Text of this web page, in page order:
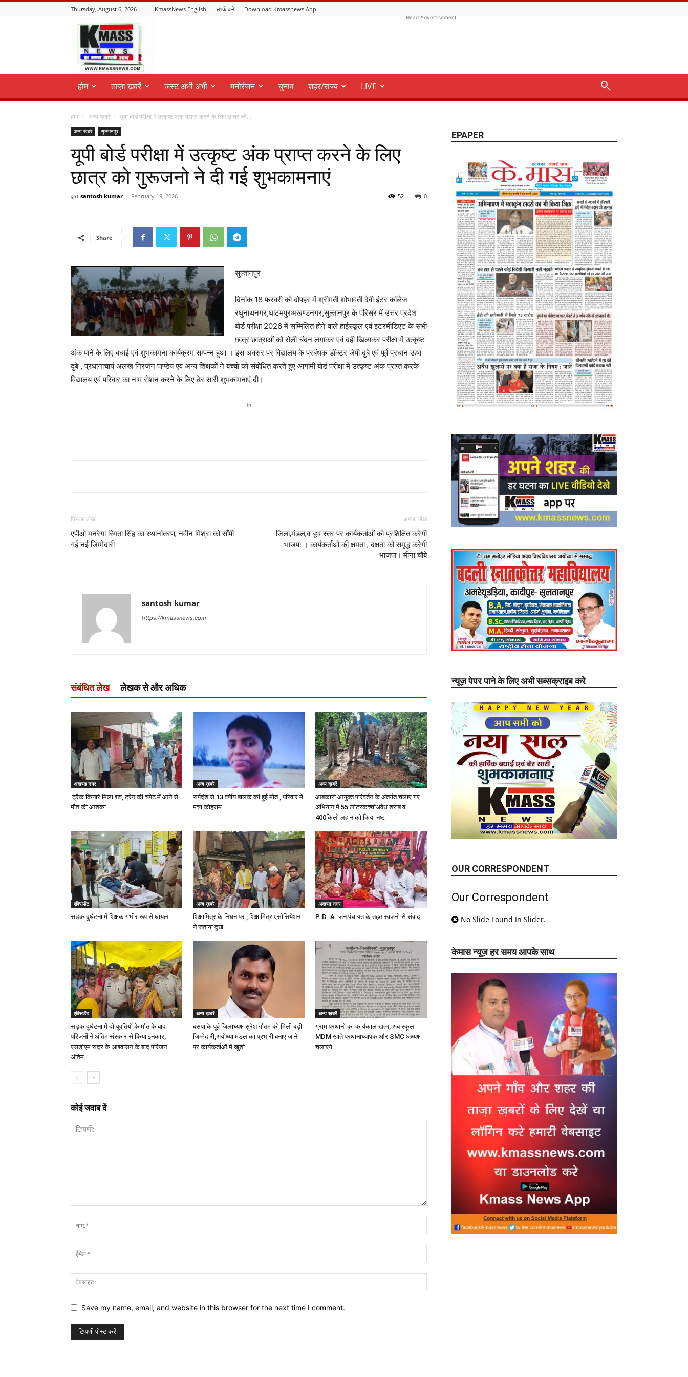
Thursday, August 6, 2026 KmassNews English संपर्क करें Download Kmassnews App
KmassNews
Head Advertisement
होम ताज़ा ख़बरें जस्ट अभी अभी मनोरंजन चुनाव शहर/राज्य LIVE
होम अन्य ख़बरें यूपी बोर्ड परीक्षा में उत्कृष्ट अंक प्राप्त करने के लिए छात्र को...
अन्य ख़बरें सुल्तानपुर
यूपी बोर्ड परीक्षा में उत्कृष्ट अंक प्राप्त करने के लिए
छात्र को गुरूजनो ने दी गई शुभकामनाएं
द्वारा santosh kumar - February 19, 2026 0
52
Share
सुल्तानपुर
दिनांक 18 फरवरी को दोपहर में श्रीमती शोभावती देवी इंटर कॉलेज
रघुनाथनगर,घाटमपुरअखण्डनगर,सुल्तानपुर के परिसर में उत्तर प्रदेश
बोर्ड परीक्षा 2026 में सम्मिलित होने वाले हाईस्कूल एवं इंटरमीडिएट के सभी
छात्र छात्राओं को रोली चंदन लगाकर एवं दही खिलाकर परीक्षा में उत्कृष्ट
अंक पाने के लिए बधाई एवं शुभकामना कार्यक्रम सम्पन्न हुआ । इस अवसर पर विद्यालय के प्रबंधक डॉक्टर जेपी दुबे एवं पूर्व प्रधान ऊषा
दुबे , प्रधानाचार्य अलख निरंजन पाण्डेय एवं अन्य शिक्षकों ने बच्चों को संबोधित करते हुए आगामी बोर्ड परीक्षा में उत्कृष्ट अंक प्राप्त करके
विद्यालय एवं परिवार का नाम रोशन करने के लिए ढेर सारी शुभकामनाएं दी।
In
पिछला लेख
एपीओ मनरेगा स्मिता सिंह का स्थानांतरण, नवीन मिश्रा को सौंपी
गई नई जिम्मेदारी
अगला लेख
जिला,मंडल,व बूथ स्तर पर कार्यकर्ताओं को प्रशिक्षित करेगी
भाजपा । कार्यकर्ताओं की क्षमता , दक्षता को समृद्ध करेगी
भाजपा। मीना चौबे
santosh kumar
https://kmassnews.com
संबंधित लेख लेखक से और अधिक
अखण्ड नगर
ट्रैक किनारे मिला शव, ट्रेन की चपेट में आने से
मौत की आशंका
अन्य ख़बरें
सर्पदंश से 13 वर्षीय बालक की हुई मौत , परिवार में
मचा कोहराम
अन्य ख़बरें
आबकारी आयुक्त परिवर्तन के अंतर्गत चलाए गए
अभियान में 55 लीटरकच्चीअवैध शराब व
400किलो लहान को किया नष्ट
एक्सिडेंट
सड़क दुर्घटना में शिक्षक गंभीर रूप से घायल
अन्य ख़बरें
शिक्षामित्र के निधन पर , शिक्षामित्र एसोसियेशन
ने जताया दुख
अखण्ड नगर
P. D .A. जन पंचायत के तहत स्वजनो से संवाद
एक्सिडेंट
सड़क दुर्घटना में दो युवतियों के मौत के बाद
परिजनों ने अंतिम संस्कार से किया इनकार,
एसडीएम सदर के आश्वासन के बाद परिजन
अंतिम...
अन्य ख़बरें
बसपा के पूर्व जिलाध्यक्ष सुरेश गौतम को मिली बड़ी
जिम्मेदारी,अयोध्या मंडल का प्रभारी बनाए जाने
पर कार्यकर्ताओं में खुशी
अन्य ख़बरें
ग्राम प्रधानों का कार्यकाल खत्म, अब स्कूल
MDM खाते प्रधानाध्यापक और SMC अध्यक्ष
चलाएंगे
कोई जवाब दें
Save my name, email, and website in this browser for the next time I comment.
EPAPER
न्यूज़ पेपर पाने के लिए अभी सब्सक्राइब करे
OUR CORRESPONDENT
Our Correspondent
No Slide Found In Slider.
केमास न्यूज़ हर समय आपके साथ